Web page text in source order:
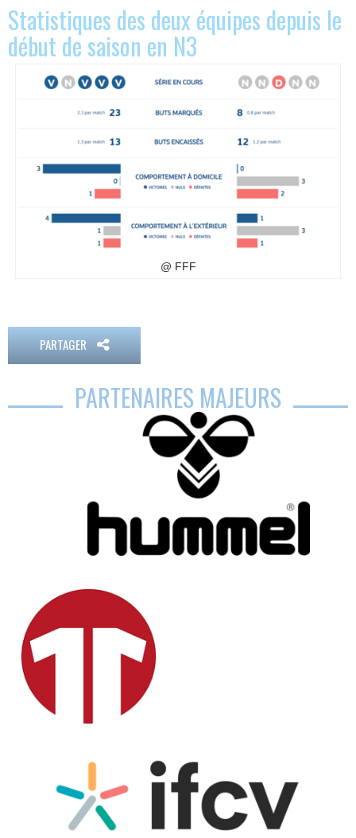
Statistiques des deux équipes depuis le
début de saison en N3
@ FFF
PARTAGER
PARTENAIRES MAJEURS